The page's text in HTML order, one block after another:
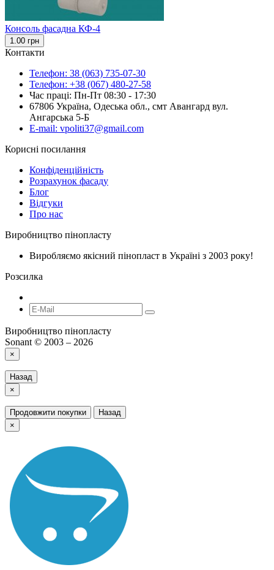
Консоль фасадна КФ-4
1.00 грн
Контакти
Телефон: 38 (063) 735-07-30
Телефон: +38 (067) 480-27-58
Час праці: Пн-Пт 08:30 - 17:30
67806 Україна, Одеська обл., смт Авангард вул.
Ангарська 5-Б
E-mail: vpoliti37@gmail.com
Корисні посилання
Конфіденційність
Розрахунок фасаду
Блог
Відгуки
Про нас
Виробництво пінопласту
Виробляємо якісний пінопласт в Україні з 2003 року!
Розсилка
Виробництво пінопласту
Sonant © 2003 – 2026
×
Назад
×
Продовжити покупки
Назад
×